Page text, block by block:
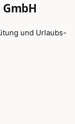
und Urlaubs-